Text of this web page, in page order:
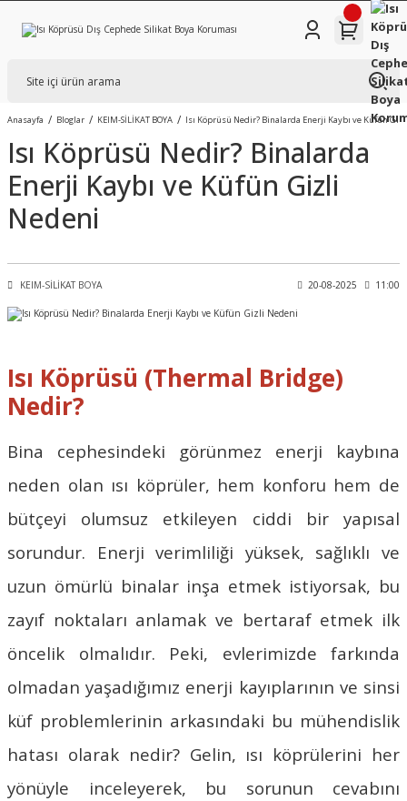
Anasayfa Bloglar KEIM-SİLİKAT BOYA Isı Köprüsü Nedir? Binalarda Enerji Kaybı ve Küfün
Isı Köprüsü Nedir? Binalarda
Enerji Kaybı ve Küfün Gizli
Nedeni
KEIM-SİLİKAT BOYA 20-08-2025 11:00
Isı Köprüsü (Thermal Bridge)
Nedir?
Bina cephesindeki görünmez enerji kaybına
neden olan ısı köprüler, hem konforu hem de
bütçeyi olumsuz etkileyen ciddi bir yapısal
sorundur. Enerji verimliliği yüksek, sağlıklı ve
uzun ömürlü binalar inşa etmek istiyorsak, bu
zayıf noktaları anlamak ve bertaraf etmek ilk
öncelik olmalıdır. Peki, evlerimizde farkında
olmadan yaşadığımız enerji kayıplarının ve sinsi
küf problemlerinin arkasındaki bu mühendislik
hatası olarak nedir? Gelin, ısı köprülerini her
yönüyle inceleyerek, bu sorunun cevabını